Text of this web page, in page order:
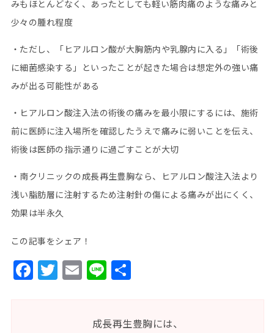
みもほとんどなく、あったとしても軽い筋肉痛のような痛みと
少々の腫れ程度
・ただし、「ヒアルロン酸が大胸筋内や乳腺内に入る」「術後
に細菌感染する」といったことが起きた場合は想定外の強い痛
みが出る可能性がある
・ヒアルロン酸注入法の術後の痛みを最小限にするには、施術
前に医師に注入場所を確認したうえで痛みに弱いことを伝え、
術後は医師の指示通りに過ごすことが大切
・南クリニックの成長再生豊胸なら、ヒアルロン酸注入法より
浅い脂肪層に注射するため注射針の傷による痛みが出にくく、
効果は半永久
この記事をシェア！
Facebook
Twitter
Email
Line共
成長再生豊胸には、